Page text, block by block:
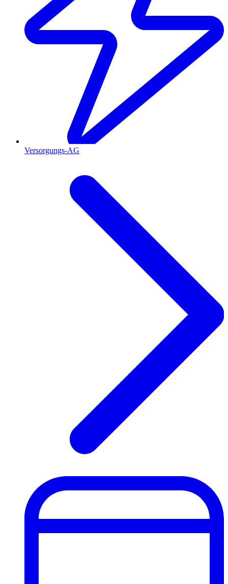
Versorgungs-AG